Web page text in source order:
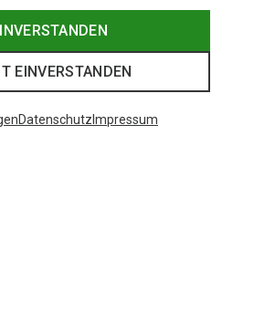
EINVERSTANDEN
Datenschutz Impressum